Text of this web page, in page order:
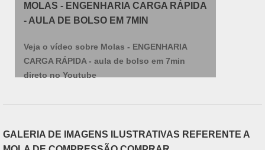
MOLAS - ENGENHARIA CARGA RÁPIDA
- AULA DE BOLSO EM 7MIN
Veja o vídeo sobre Molas - ENGENHARIA
CARGA RÁPIDA - aula de bolso em 7min
direto no Youtube
GALERIA DE IMAGENS ILUSTRATIVAS REFERENTE A